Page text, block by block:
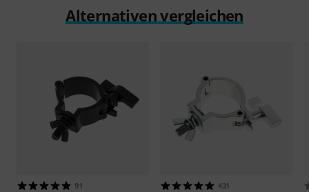
Alternativen vergleichen
91 431